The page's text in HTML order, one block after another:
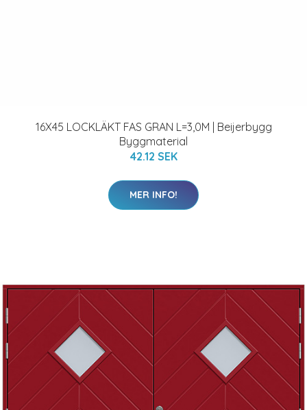
16X45 LOCKLÄKT FAS GRAN L=3,0M | Beijerbygg
Byggmaterial
42.12 SEK
MER INFO!